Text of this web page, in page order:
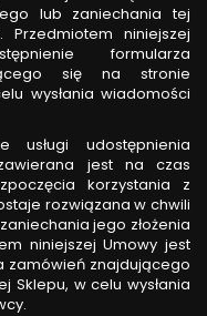
lub zaniechania tej
Przedmiotem niniejszej
formularza
się na stronie
wysłania wiadomości
usługi udostępnienia
jest na czas
korzystania z
rozwiązana w chwili
jego złożenia
niniejszej Umowy jest
zamówień znajdującego
Sklepu, w celu wysłania